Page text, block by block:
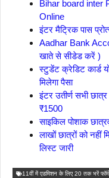
Bihar board inter
Online
इंटर मैट्रिक पास
Aadhar Bank
खाते से सीडेड करें )
स्टुडेंट क्रेडिट कार्ड
मिलेगा पैसा
इंटर उतीर्ण सभी
₹1500
साइकिल पोशाक
लाखों छात्रों को नहीं
लिस्ट जारी
11वीं में एडमिशन के लिए 20 तक भरें फॉर्म